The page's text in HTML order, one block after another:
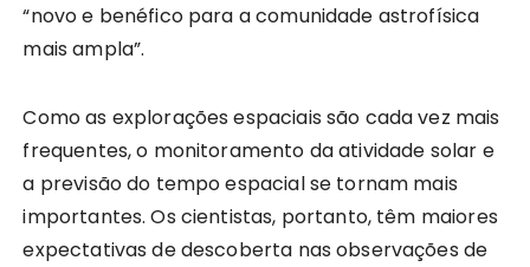
“novo e benéfico para a comunidade astrofísica
mais ampla”.
Como as explorações espaciais são cada vez mais
frequentes, o monitoramento da atividade solar e
a previsão do tempo espacial se tornam mais
importantes. Os cientistas, portanto, têm maiores
expectativas de descoberta nas observações de